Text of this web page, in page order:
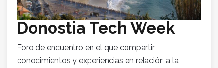
Donostia Tech Week
Foro de encuentro en el que compartir
conocimientos y experiencias en relación a la